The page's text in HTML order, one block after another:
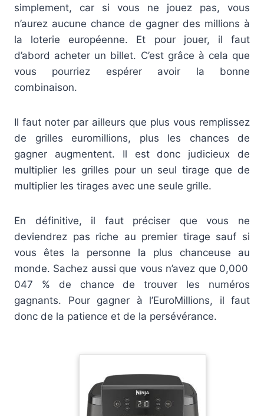
simplement, car si vous ne jouez pas, vous
n’aurez aucune chance de gagner des millions à
la loterie européenne. Et pour jouer, il faut
d’abord acheter un billet. C’est grâce à cela que
vous pourriez espérer avoir la bonne
combinaison.
Il faut noter par ailleurs que plus vous remplissez
de grilles euromillions, plus les chances de
gagner augmentent. Il est donc judicieux de
multiplier les grilles pour un seul tirage que de
multiplier les tirages avec une seule grille.
En définitive, il faut préciser que vous ne
deviendrez pas riche au premier tirage sauf si
vous êtes la personne la plus chanceuse au
monde. Sachez aussi que vous n’avez que 0,000
047 % de chance de trouver les numéros
gagnants. Pour gagner à l’EuroMillions, il faut
donc de la patience et de la persévérance.